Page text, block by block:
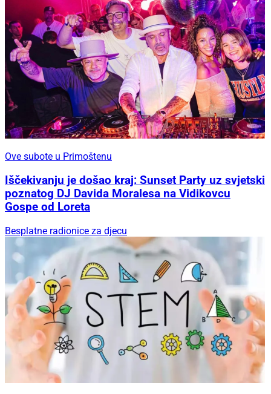
Ove subote u Primoštenu
Iščekivanju je došao kraj: Sunset Party uz svjetski
poznatog DJ Davida Moralesa na Vidikovcu
Gospe od Loreta
Besplatne radionice za djecu